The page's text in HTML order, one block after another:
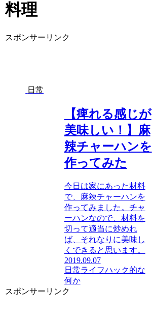
料理
スポンサーリンク
日常
【痺れる感じが
美味しい！】麻
辣チャーハンを
作ってみた
今日は家にあった材料
で、麻辣チャーハンを
作ってみました。チャ
ーハンなので、材料を
切って適当に炒めれ
ば、それなりに美味し
くできると思います。
2019.09.07
日常ライフハック的な
何か
スポンサーリンク